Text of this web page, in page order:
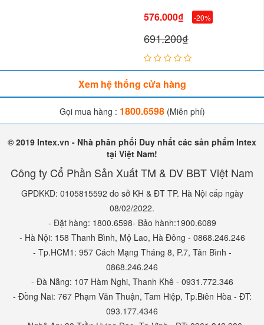
576.000₫ -20%
691.200₫
Xem hệ thống cửa hàng
Gọi mua hàng : 1800.6598(Miễn phí)
© 2019 Intex.vn - Nhà phân phối Duy nhất các sản phẩm Intex
tại Việt Nam!
Công ty Cổ Phần Sản Xuất TM & DV BBT Việt Nam
GPDKKD: 0105815592 do sở KH & ĐT TP. Hà Nội cấp ngày
08/02/2022.
- Đặt hàng: 1800.6598- Bảo hành:1900.6089
- Hà Nội: 158 Thanh Bình, Mộ Lao, Hà Đông - 0868.246.246
- Tp.HCM1: 957 Cách Mạng Tháng 8, P.7, Tân Bình -
0868.246.246
- Đà Nẵng: 107 Hàm Nghi, Thanh Khê - 0931.772.346
- Đồng Nai: 767 Phạm Văn Thuận, Tam Hiệp, Tp.Biên Hòa - ĐT:
093.177.4346